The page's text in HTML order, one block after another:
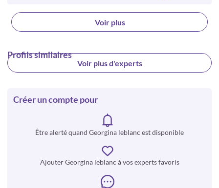
Voir plus
Profils similaires
Voir plus d'experts
Créer un compte pour
Être alerté quand Georgina leblanc est disponible
Ajouter Georgina leblanc à vos experts favoris